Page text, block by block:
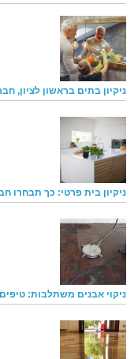
ניקיון בתים בראשון לציון,
ניקיון בית פרטי: כך תבחרו
ניקוי אבנים משתלבות: